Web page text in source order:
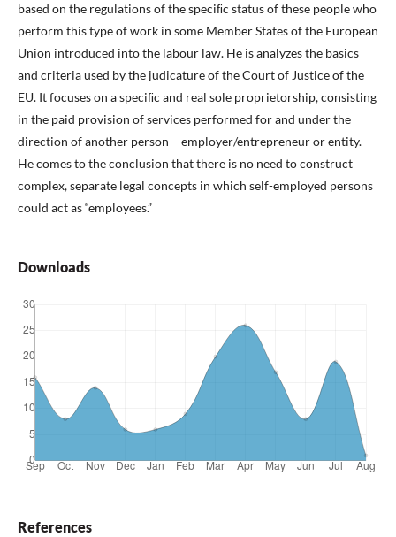
based on the regulations of the speciﬁc status of these people who
perform this type of work in some Member States of the European
Union introduced into the labour law. He is analyzes the basics
and criteria used by the judicature of the Court of Justice of the
EU. It focuses on a speciﬁc and real sole proprietorship, consisting
in the paid provision of services performed for and under the
direction of another person – employer/entrepreneur or entity.
He comes to the conclusion that there is no need to construct
complex, separate legal concepts in which self-employed persons
could act as “employees.”
Downloads
References